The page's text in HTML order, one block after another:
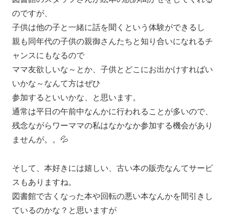
のですが、
子供は他の子と一緒に話を聞くという体験ができるし
親も同年代の子供の親御さんたちと知り合いになれるチ
ャンスにもなるので
ママ友欲しいな～とか、子供とどこにお出かけすればい
いかな～なんて方はぜひ
参加するといいかな、と思います。
通常は平日の午前中なんかに行われることが多いので、
残念ながらワーママの私はなかなか参加する機会があり
ませんが。。💦
そして、本好きには嬉しい、古い本の販売なんてサービ
スもありますね。
図書館で古くなった本や回転の悪い本なんかを間引きし
ているのかな？と思いますが